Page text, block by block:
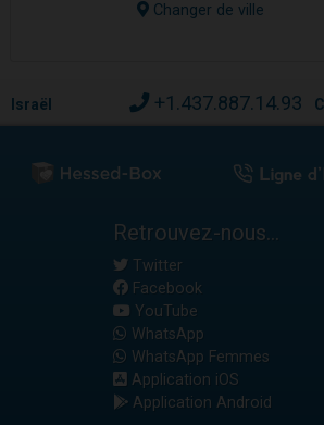
Changer de ville
Israël +1.437.887.14.93
Retrouvez-nous...
Twitter
Facebook
YouTube
WhatsApp
WhatsApp Femmes
Application iOS
Application Android